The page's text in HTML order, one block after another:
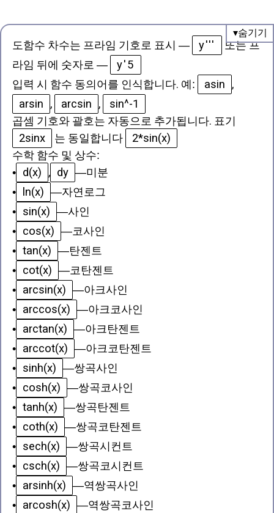
도함수 차수는 프라임 기호로 표시 — y'''
또는 프
라임 뒤에 숫자로 — y'5
입력 시 함수 동의어를 인식합니다. 예: asin ,
arsin , arcsin , sin^-1
곱셈 기호와 괄호는 자동으로 추가됩니다. 표기
2sinx 는 동일합니다 2*sin(x)
수학 함수 및 상수:
•
d(x) , dy —미분
•
ln(x) —자연로그
•
sin(x) —사인
•
cos(x) —코사인
• tan(x) —탄젠트
•
cot(x) —코탄젠트
•
arcsin(x) —아크사인
•
arccos(x) —아크코사인
•
arctan(x) —아크탄젠트
•
arccot(x) —아크코탄젠트
•
sinh(x) —쌍곡사인
•
cosh(x) —쌍곡코사인
• tanh(x) —쌍곡탄젠트
•
coth(x) —쌍곡코탄젠트
•
sech(x) —쌍곡시컨트
•
csch(x) —쌍곡코시컨트
•
arsinh(x) —역쌍곡사인
•
arcosh(x) —역쌍곡코사인